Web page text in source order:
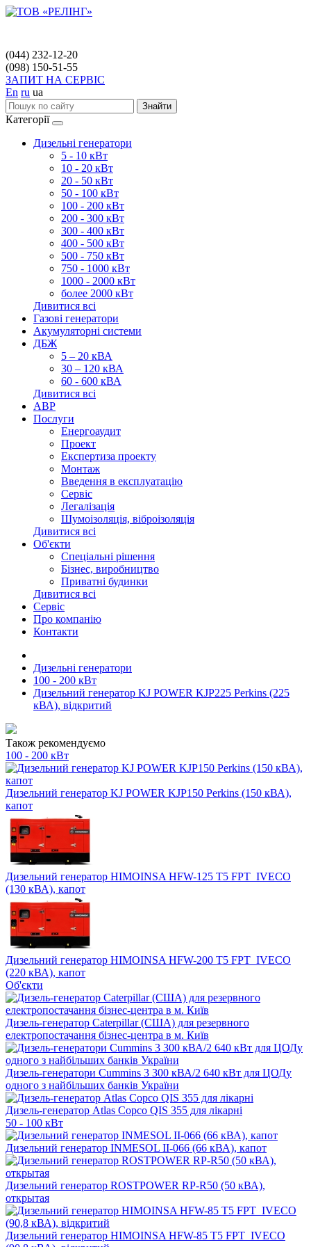
(044) 232-12-20
(098) 150-51-55
ЗАПИТ НА СЕРВІС
En ru ua
Знайти
Категорії
Дизельні генератори
5 - 10 кВт
10 - 20 кВт
20 - 50 кВт
50 - 100 кВт
100 - 200 кВт
200 - 300 кВт
300 - 400 кВт
400 - 500 кВт
500 - 750 кВт
750 - 1000 кВт
1000 - 2000 кВт
более 2000 кВт
Дивитися всі
Газові генератори
Акумуляторні системи
ДБЖ
5 – 20 кВА
30 – 120 кВА
60 - 600 кВА
Дивитися всі
АВР
Послуги
Енергоаудит
Проект
Експертиза проекту
Монтаж
Введення в експлуатацію
Сервіс
Легалізація
Шумоізоляція, віброізоляція
Дивитися всі
Об'єкти
Спеціальні рішення
Бізнес, виробництво
Приватні будинки
Дивитися всі
Сервіс
Про компанію
Контакти
Дизельні генератори
100 - 200 кВт
Дизельний генератор KJ POWER KJP225 Perkins (225
кВА), відкритий
Також рекомендуємо
100 - 200 кВт
Дизельний генератор KJ POWER KJP150 Perkins (150 кВА),
капот
Дизельний генератор HIMOINSA HFW-125 T5 FPT_IVECO
(130 кВА), капот
Дизельний генератор HIMOINSA HFW-200 T5 FPT_IVECO
(220 кВА), капот
Об'єкти
Дизель-генератор Caterpillar (США) для резервного
електропостачання бізнес-центра в м. Київ
Дизель-генератори Cummins 3 300 кВА/2 640 кВт для ЦОДу
одного з найбільших банків України
Дизель-генератор Atlas Copco QIS 355 для лікарні
50 - 100 кВт
Дизельний генератор INMESOL II-066 (66 кВА), капот
Дизельний генератор ROSTPOWER RP-R50 (50 кВА),
открытая
Дизельний генератор HIMOINSA HFW-85 T5 FPT_IVECO